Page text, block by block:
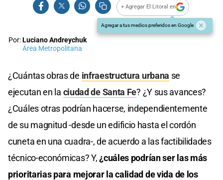
+ Agregar El Litoral en
Agregar a tus medios preferidos en Google
Por:Luciano Andreychuk
Área Metropolitana
¿Cuántas obras de infraestructura urbana se
ejecutan en la ciudad de Santa Fe? ¿Y sus avances?
¿Cuáles otras podrían hacerse, independientemente
de su magnitud -desde un edificio hasta el cordón
cuneta en una cuadra-, de acuerdo a las factibilidades
técnico-económicas? Y,¿cuáles podrían ser las más
prioritarias para mejorar la calidad de vida de los